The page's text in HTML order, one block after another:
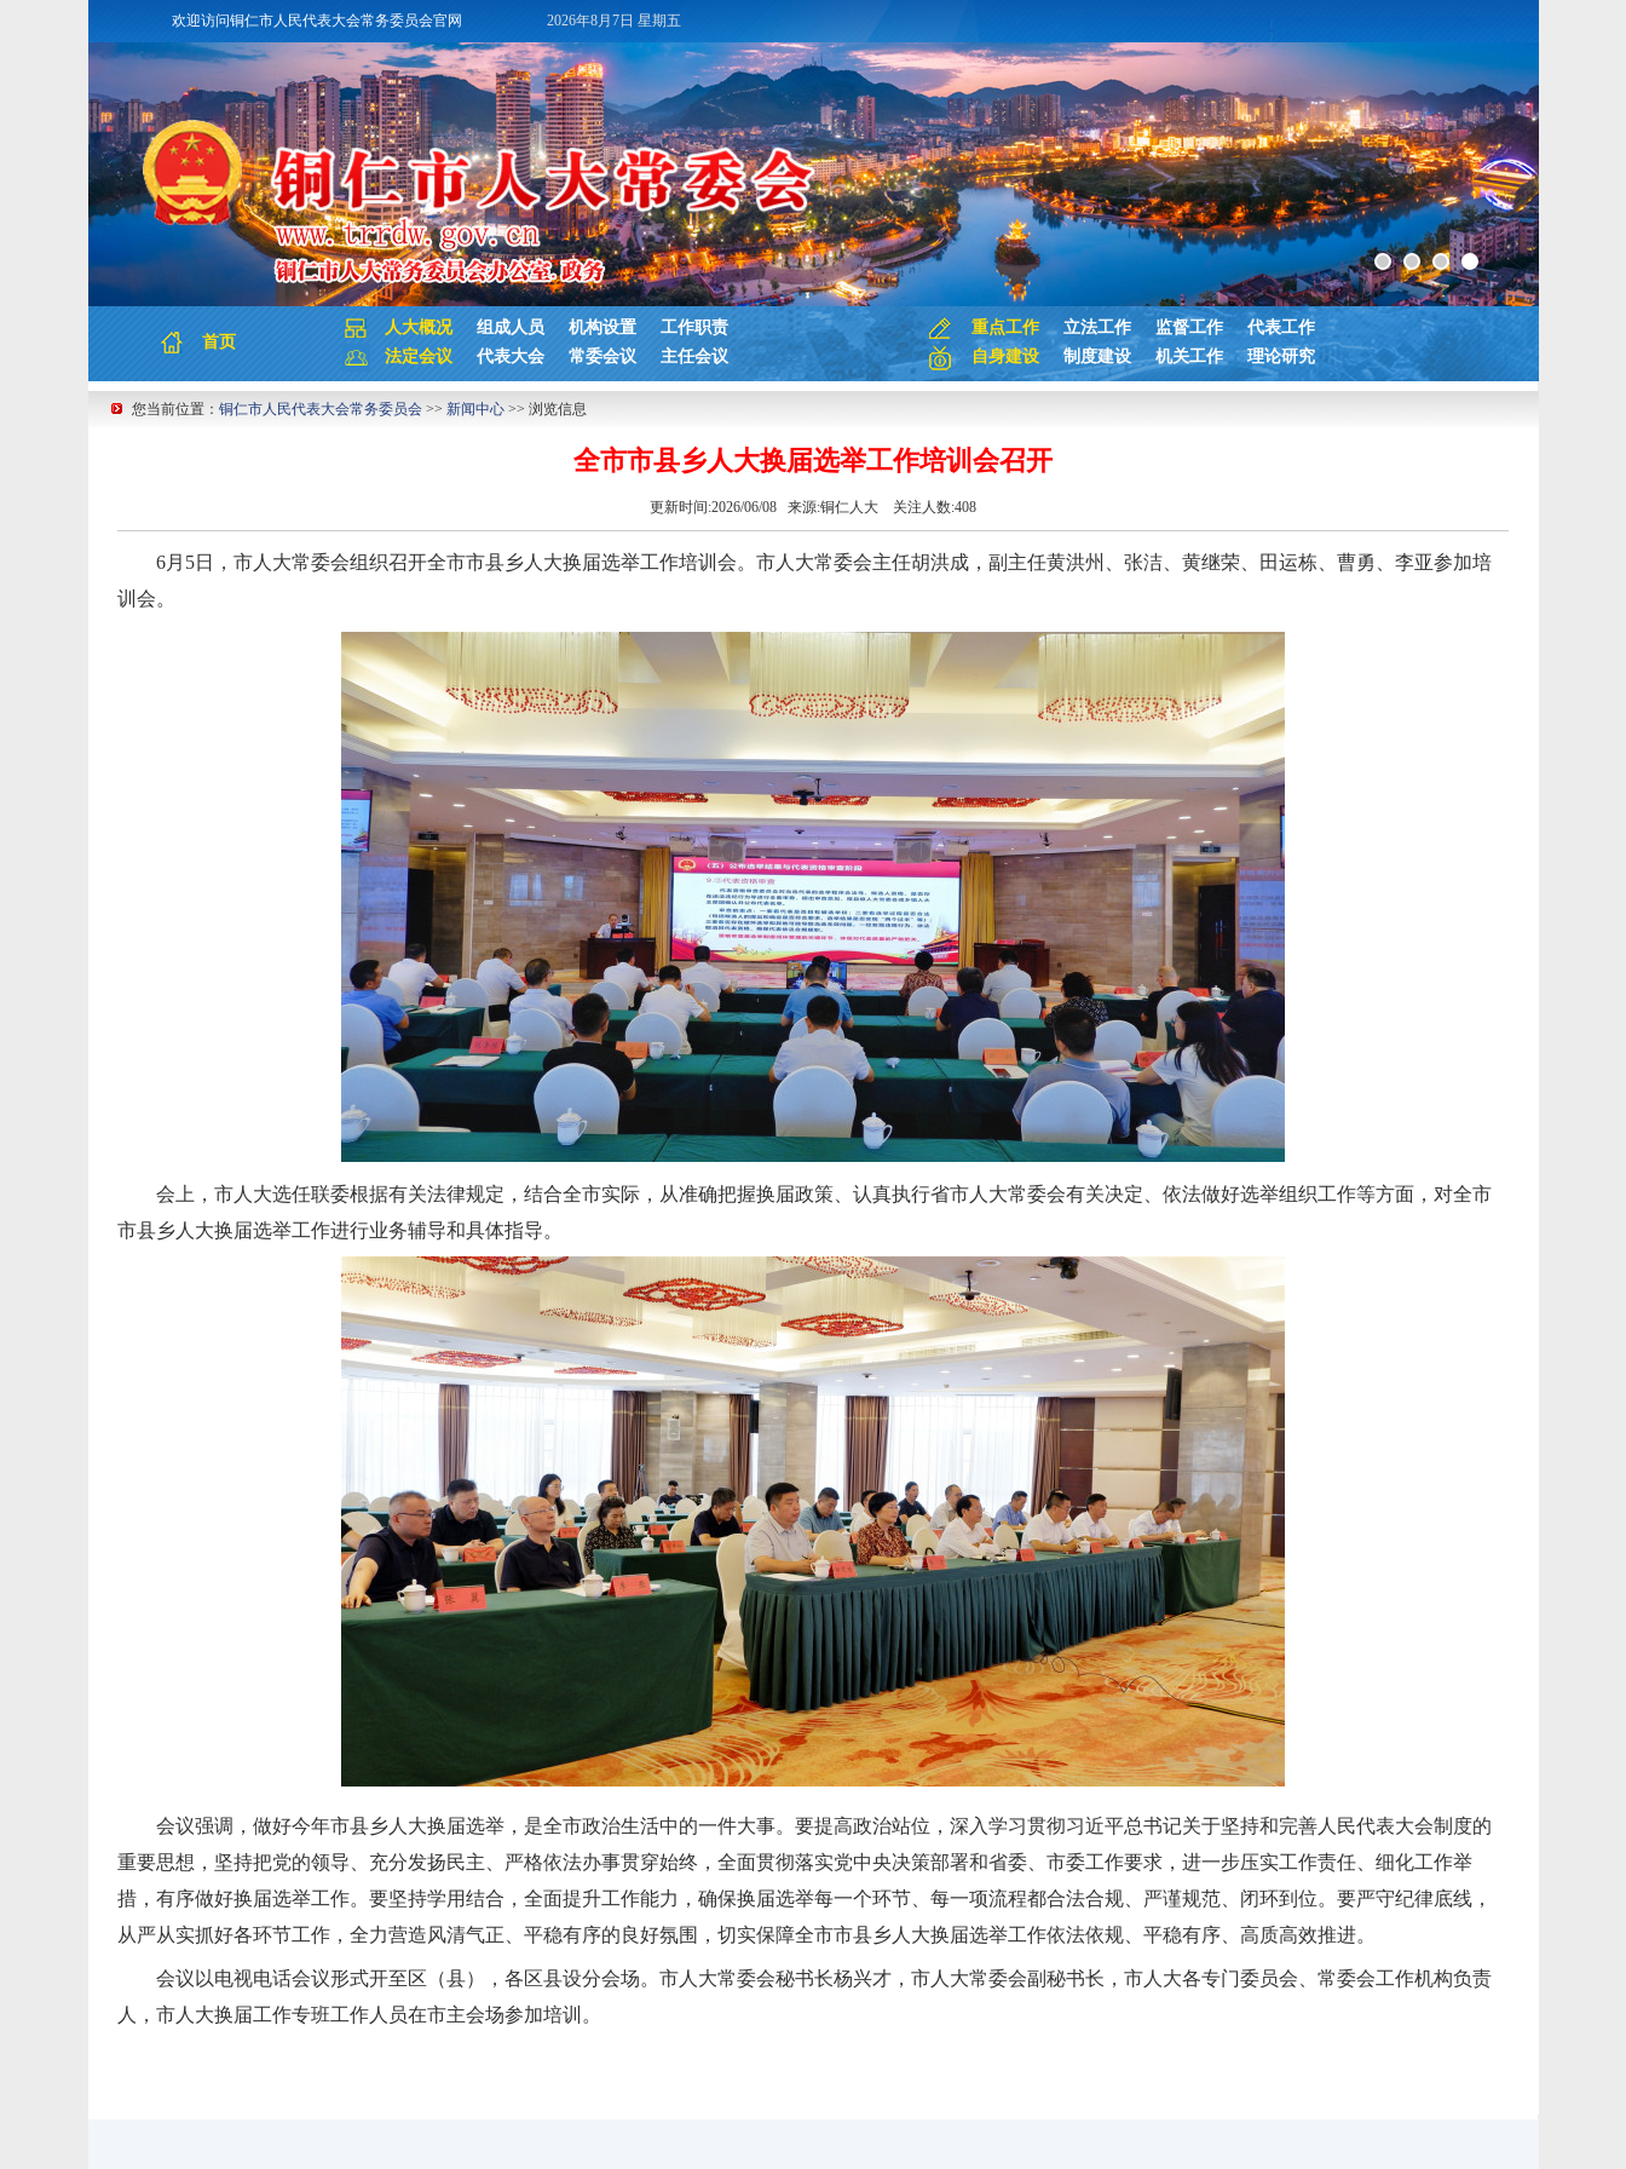
欢迎访问铜仁市人民代表大会常务委员会官网 2026年8月7日 星期五
首页
人大概况 组成人员 机构设置
工作职责
法定会议
代表大会 常委会议 主任会议
重点工作 立法工作 监督工作
代表工作
自身建设
制度建设 机关工作 理论研究
您当前位置： 铜仁市人民代表大会常务委员会>> 新闻中心>> 浏览信息
全市市县乡人大换届选举工作培训会召开
更新时间:2026/06/08 来源:铜仁人大 关注人数:408
6月5日，市人大常委会组织召开全市市县乡人大换届选举工作培训会。市人大常委会主任胡洪成，副主任黄洪州、张洁、黄继荣、田运栋、曹勇、李亚参加培
训会。
会上，市人大选任联委根据有关法律规定，结合全市实际，从准确把握换届政策、认真执行省市人大常委会有关决定、依法做好选举组织工作等方面，对全市
市县乡人大换届选举工作进行业务辅导和具体指导。
会议强调，做好今年市县乡人大换届选举，是全市政治生活中的一件大事。要提高政治站位，深入学习贯彻习近平总书记关于坚持和完善人民代表大会制度的
重要思想，坚持把党的领导、充分发扬民主、严格依法办事贯穿始终，全面贯彻落实党中央决策部署和省委、市委工作要求，进一步压实工作责任、细化工作举
措，有序做好换届选举工作。要坚持学用结合，全面提升工作能力，确保换届选举每一个环节、每一项流程都合法合规、严谨规范、闭环到位。要严守纪律底线，
从严从实抓好各环节工作，全力营造风清气正、平稳有序的良好氛围，切实保障全市市县乡人大换届选举工作依法依规、平稳有序、高质高效推进。
会议以电视电话会议形式开至区（县），各区县设分会场。市人大常委会秘书长杨兴才，市人大常委会副秘书长，市人大各专门委员会、常委会工作机构负责
人，市人大换届工作专班工作人员在市主会场参加培训。